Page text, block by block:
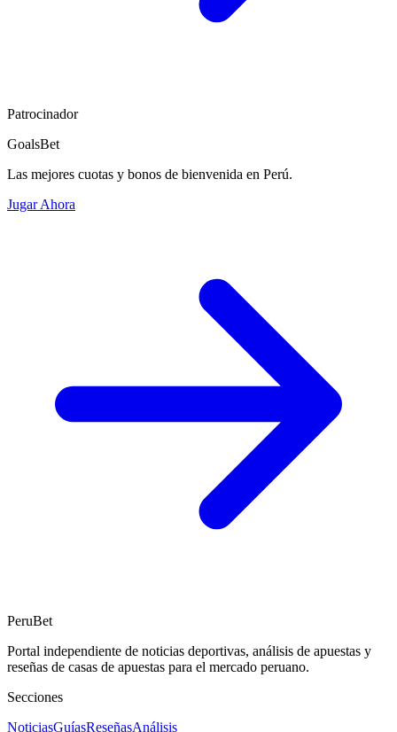
Patrocinador
GoalsBet
Las mejores cuotas y bonos de bienvenida en Perú.
Jugar Ahora
PeruBet
Portal independiente de noticias deportivas, análisis de apuestas y
reseñas de casas de apuestas para el mercado peruano.
Secciones
NoticiasGuíasReseñasAnálisis